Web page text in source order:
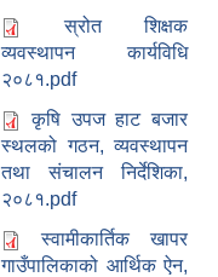
स्रोत शिक्षक
व्यवस्थापन कार्यविधि
२०८१.pdf
कृषि उपज हाट बजार
स्थलको गठन, व्यवस्थापन
तथा संचालन निर्देशिका,
२०८१.pdf
स्वामीकार्तिक खापर
गाउँपालिकाको आर्थिक ऐन,